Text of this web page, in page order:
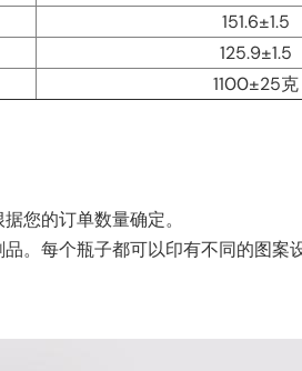
151.6±1.5
125.9±1.5
1100±25克
您的订单数量确定。
。每个瓶子都可以印有不同的图案设